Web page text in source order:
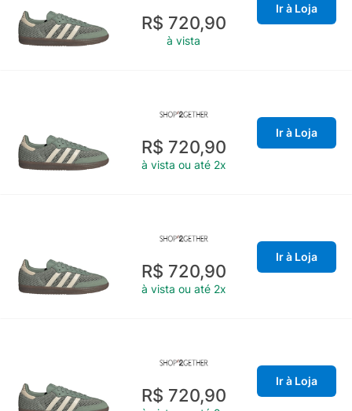
R$ 720,90
à vista
Ir à Loja
R$ 720,90
à vista ou até 2x
Ir à Loja
R$ 720,90
à vista ou até 2x
Ir à Loja
R$ 720,90
Ir à Loja